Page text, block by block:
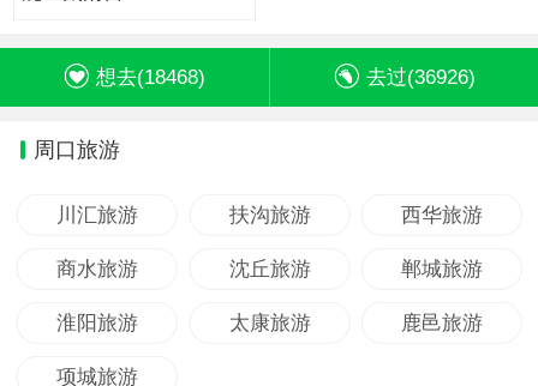
想去(18468) 去过(36926)
周口旅游
川汇旅游 扶沟旅游 西华旅游
商水旅游 沈丘旅游 郸城旅游
淮阳旅游 太康旅游 鹿邑旅游
项城旅游